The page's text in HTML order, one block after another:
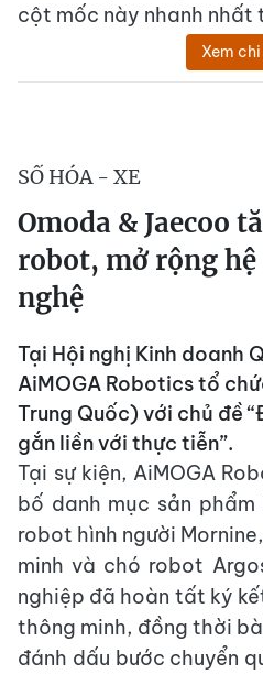
cột mốc này nhanh nhất
Xem
SỐ HÓA - XE
Omoda & Jaecoo
robot, mở rộng
nghệ
Tại Hội nghị Kinh doanh
AiMOGA Robotics tổ
Trung Quốc) với chủ đề
gắn liền với thực tiễn”.
Tại sự kiện, AiMOGA
bố danh mục sản
robot hình người
minh và chó robot
nghiệp đã hoàn tất ký
thông minh, đồng thời
đánh dấu bước chuyển